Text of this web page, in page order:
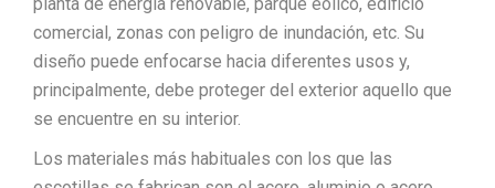
comercial, zonas con peligro de inundación, etc. Su
diseño puede enfocarse hacia diferentes usos y,
principalmente, debe proteger del exterior aquello que
se encuentre en su interior.
Los materiales más habituales con los que las